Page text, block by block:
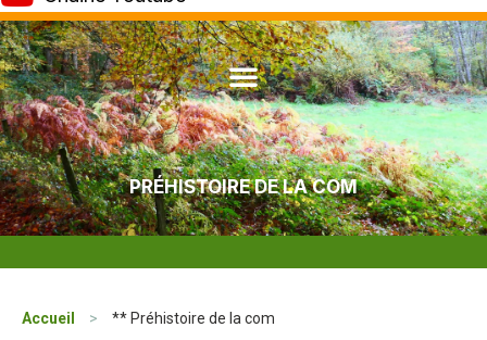
PRÉHISTOIRE DE LA COM
Accueil > ** Préhistoire de la com